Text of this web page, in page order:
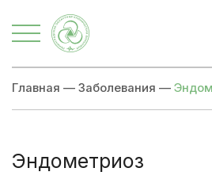
Главная — Заболевания —
Эндометриоз